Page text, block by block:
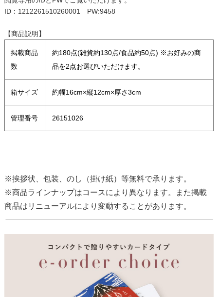
ID：1212261510260001 PW:9458
【商品説明】
掲載商品
数
約180点(雑貨約130点/食品約50点) ※お好みの商
品を2点お選びいただけます。
箱サイズ 約幅16cm×縦12cm×厚さ3cm
管理番号 26151026
※挨拶状、包装、のし（掛け紙）等無料で承ります。
※商品ラインナップはコースにより異なります。また掲載
商品はリニューアルにより変動することがあります。